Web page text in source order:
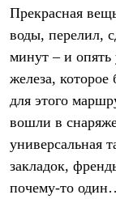
Прекрасная
воды, перелил,
минут – и опять
железа, которое
для этого
вошли в
универсальная
закладок,
почему-то